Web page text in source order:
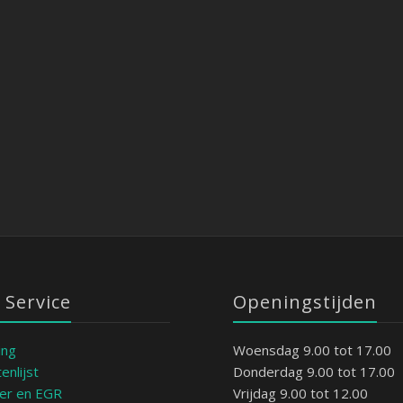
en EGR
Openingstijden
Woensdag 9.00 tot 17.00
Donderdag 9.00 tot 17.00
Vrijdag 9.00 tot 12.00